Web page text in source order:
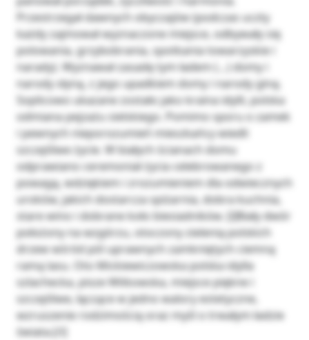
Przestrzegał dawnych obyczajów (podczas uczty
każdy zajmował wyznaczone miejsce, odbywały się
polowania, grzybobrania, spotkania towarzyskie i
narady). Wyznawał zasadę tym ładem (…) domy i
narody słyną, z jego upadkiem domy i narody giną.
Soplicowo ukazane zostało jako kraina idylli, polska
odmiana pejzażu sielskiego. Pomimo sporu o zamek
i pewnych nieporozumień mieszkańcy wiedli
szczęśliwe życie. W białych ścianach domu
odprawiano ceremoniał życia celebrowanego z
powagą, wdziękiem i zrozumieniem dla odwiecznych
uroków, jakich dostarcza spiżarnia, dobra kuchnia,
stare wino i dobrane koło biesiadników. [i]Biały dwór
położony na wzgórzu, otoczony zielenią polskich
drzew wśród pól uprawnych zamkniętych ciemną
ramą lasu. Oto Mickiewiczowska polska idylla
szlachecka, pisze Witkowska, miejsce piękne i
szczęśliwe, łączące w jedno walory estetyczne,
wzruszenie rodzimością oraz myśl o trwałym ładzie
świata.[/i]